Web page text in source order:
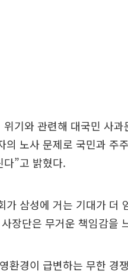
기와 관련해 대국민 사
의 노사 문제로 국민과 주
”고 밝혔다.
가 삼성에 거는 기대가 더
장단은 무거운 책임감을
환경이 급변하는 무한 경